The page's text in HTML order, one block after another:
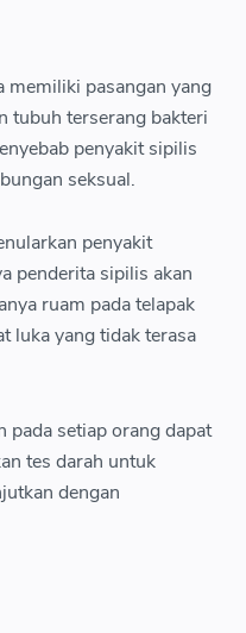
memiliki pasangan yang
tubuh terserang bakteri
penyakit sipilis
seksual.
penyakit
penderita sipilis akan
ruam pada telapak
luka yang tidak terasa
pada setiap orang dapat
tes darah untuk
dengan